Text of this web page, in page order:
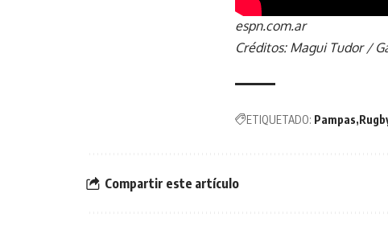
espn.com.ar
Créditos: Magui Tudor /
ETIQUETADO: Pampas
Compartir este artículo